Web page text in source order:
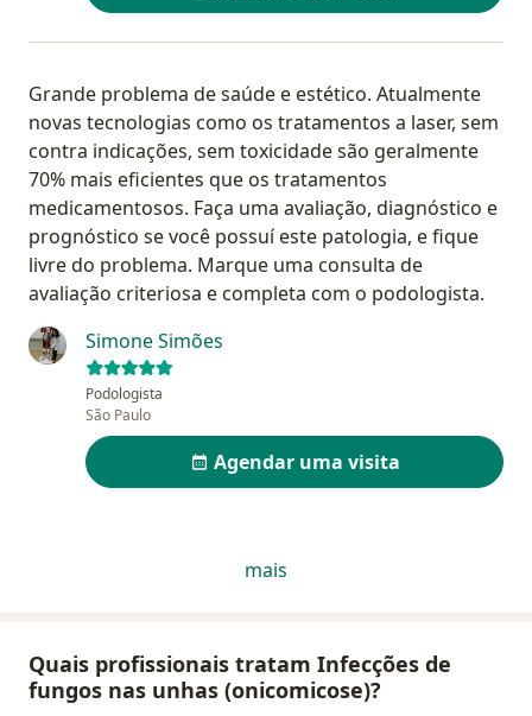
Grande problema de saúde e estético. Atualmente
novas tecnologias como os tratamentos a laser, sem
contra indicações, sem toxicidade são geralmente
70% mais eficientes que os tratamentos
medicamentosos. Faça uma avaliação, diagnóstico e
prognóstico se você possuí este patologia, e fique
livre do problema. Marque uma consulta de
avaliação criteriosa e completa com o podologista.
Simone Simões
Podologista
São Paulo
Agendar uma visita
mais
Quais profissionais tratam Infecções de
fungos nas unhas (onicomicose)?